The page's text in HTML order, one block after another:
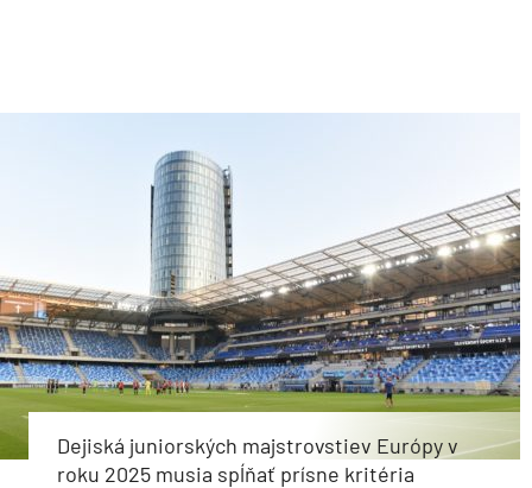
Dejiská juniorských majstrovstiev Európy v
roku 2025 musia spĺňať prísne kritéria